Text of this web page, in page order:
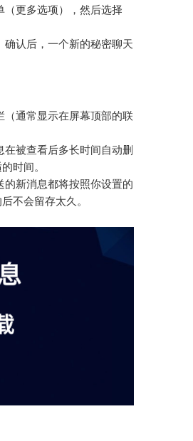
更多选项），然后选择
认后，一个新的秘密聊天
通常显示在屏幕顶部的联
被查看后多长时间自动删
时间。
新消息都将按照你设置的
不会留存太久。